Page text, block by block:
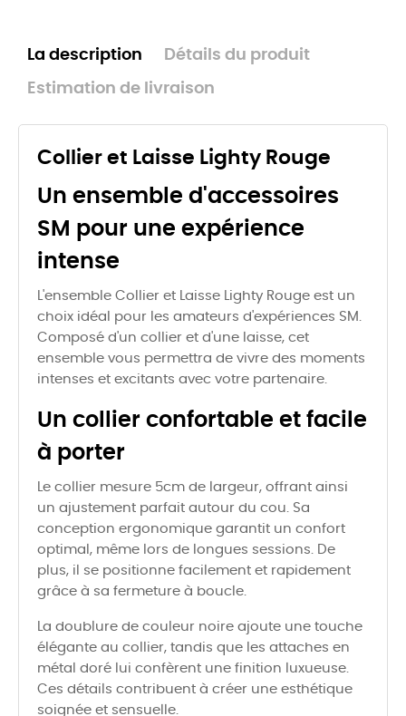
La description Détails du produit
Estimation de livraison
Collier et Laisse Lighty Rouge
Un ensemble d'accessoires
SM pour une expérience
intense
L'ensemble Collier et Laisse Lighty Rouge est un
choix idéal pour les amateurs d'expériences SM.
Composé d'un collier et d'une laisse, cet
ensemble vous permettra de vivre des moments
intenses et excitants avec votre partenaire.
Un collier confortable et facile
à porter
Le collier mesure 5cm de largeur, offrant ainsi
un ajustement parfait autour du cou. Sa
conception ergonomique garantit un confort
optimal, même lors de longues sessions. De
plus, il se positionne facilement et rapidement
grâce à sa fermeture à boucle.
La doublure de couleur noire ajoute une touche
élégante au collier, tandis que les attaches en
métal doré lui confèrent une finition luxueuse.
Ces détails contribuent à créer une esthétique
soignée et sensuelle.